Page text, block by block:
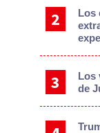
Los
Los
de